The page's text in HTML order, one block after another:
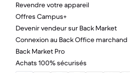
Revendre votre appareil
Offres Campus+
Devenir vendeur sur Back Market
Connexion au Back Office marchand
Back Market Pro
Achats 100% sécurisés